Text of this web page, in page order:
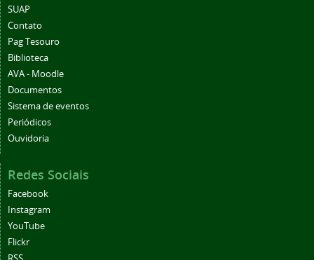
SUAP
Contato
Pag Tesouro
Biblioteca
AVA - Moodle
Documentos
Sistema de eventos
Periódicos
Ouvidoria
Redes Sociais
Facebook
Instagram
YouTube
Flickr